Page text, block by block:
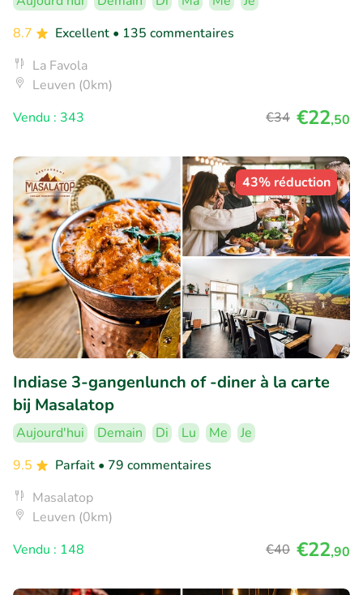
8.7
Excellent • 135 commentaires
La Favola
Leuven (0km)
Vendu : 343
€34 €22,50
43% réduction
Indiase 3-gangenlunch of -diner à la carte
bij Masalatop
Aujourd'hui Demain Di Lu Me
Je
9.5
Parfait • 79 commentaires
Masalatop
Leuven (0km)
Vendu : 148
€40 €22,90